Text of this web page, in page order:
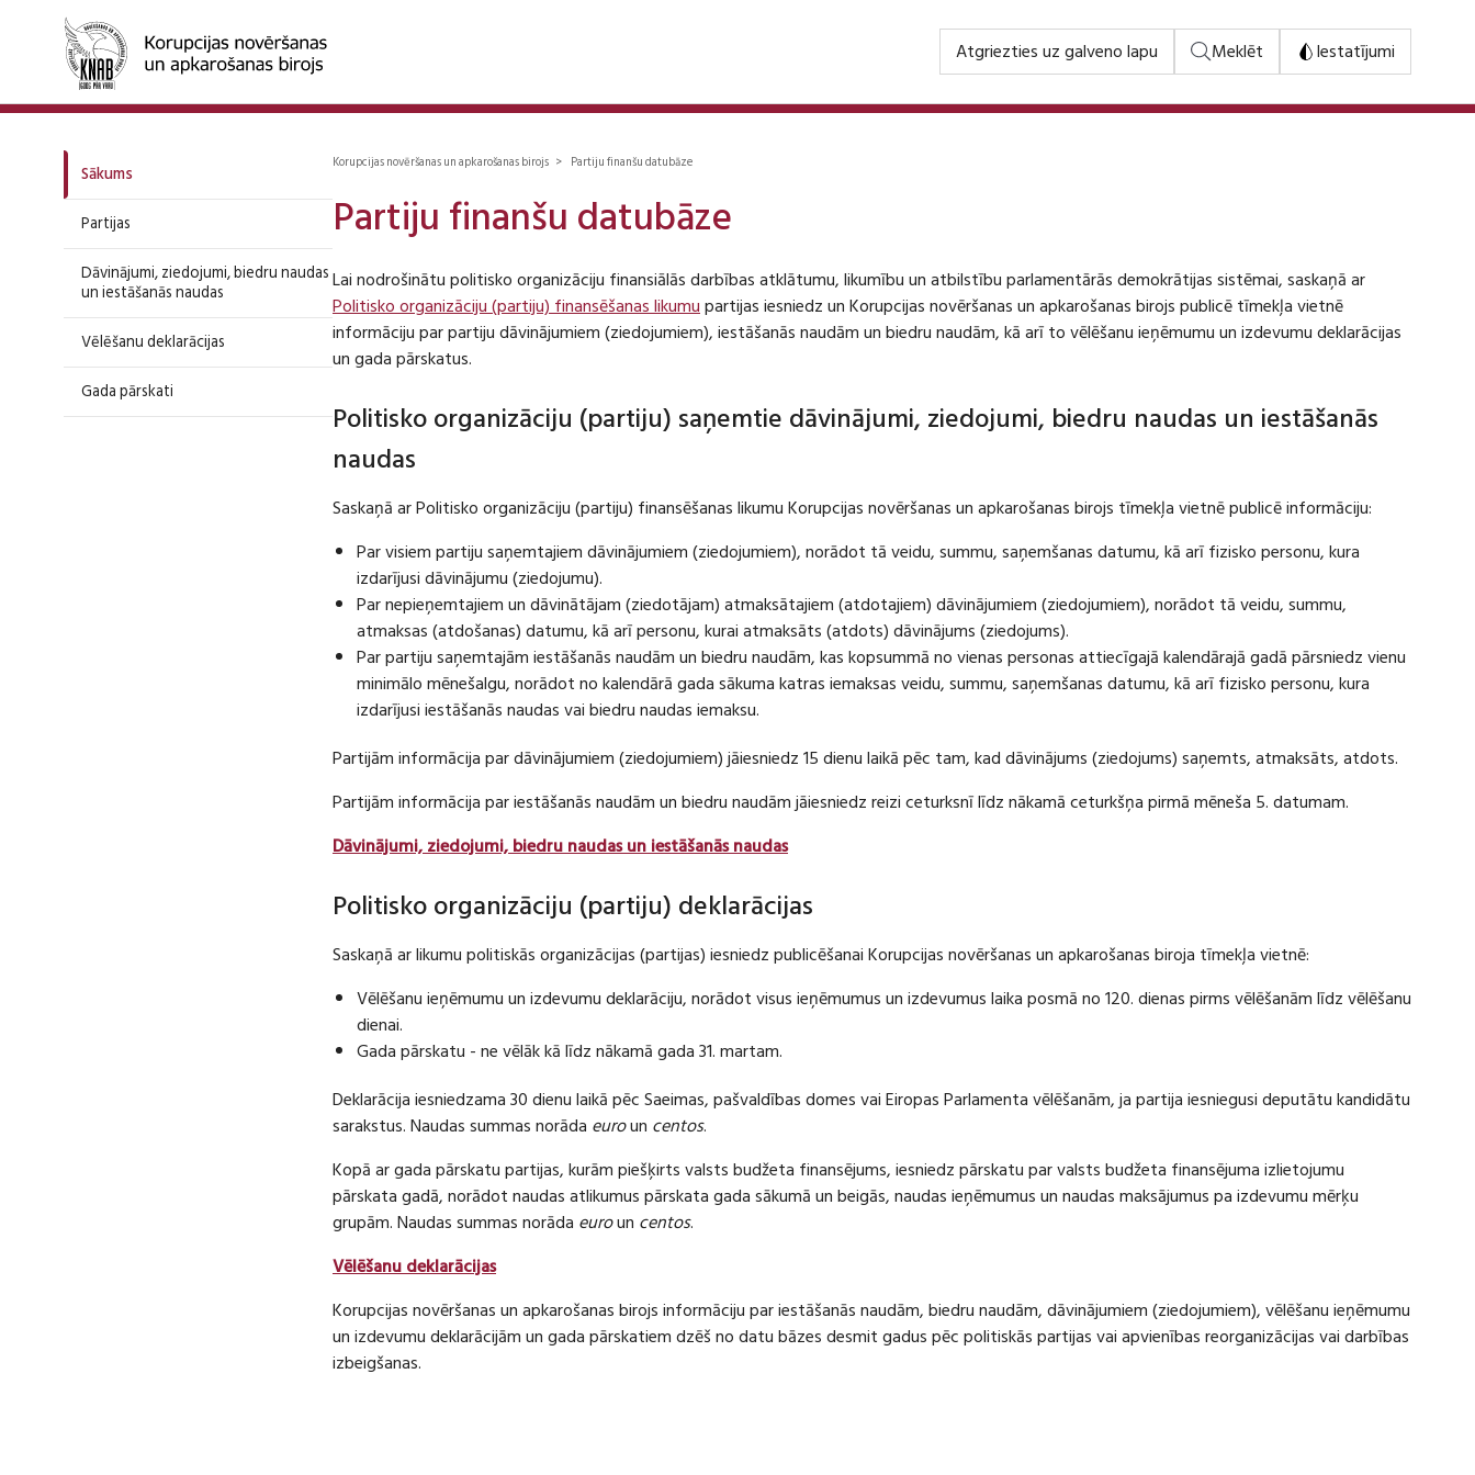
Atgriezties uz galveno lapu Meklēt Iestatījumi
Sākums
Partijas
Dāvinājumi, ziedojumi, biedru naudas
un iestāšanās naudas
Vēlēšanu deklarācijas
Gada pārskati
Korupcijas novēršanas un apkarošanas birojs > Partiju finanšu datubāze
Partiju finanšu datubāze
Lai nodrošinātu politisko organizāciju finansiālās darbības atklātumu, likumību un atbilstību parlamentārās demokrātijas sistēmai, saskaņā ar
Politisko organizāciju (partiju) finansēšanas likumupartijas iesniedz un Korupcijas novēršanas un apkarošanas birojs publicē tīmekļa vietnē
informāciju par partiju dāvinājumiem (ziedojumiem), iestāšanās naudām un biedru naudām, kā arī to vēlēšanu ieņēmumu un izdevumu deklarācijas
un gada pārskatus.
Politisko organizāciju (partiju) saņemtie dāvinājumi, ziedojumi, biedru naudas un iestāšanās
naudas
Saskaņā ar Politisko organizāciju (partiju) finansēšanas likumu Korupcijas novēršanas un apkarošanas birojs tīmekļa vietnē publicē informāciju:
Par visiem partiju saņemtajiem dāvinājumiem (ziedojumiem), norādot tā veidu, summu, saņemšanas datumu, kā arī fizisko personu, kura
izdarījusi dāvinājumu (ziedojumu).
Par nepieņemtajiem un dāvinātājam (ziedotājam) atmaksātajiem (atdotajiem) dāvinājumiem (ziedojumiem), norādot tā veidu, summu,
atmaksas (atdošanas) datumu, kā arī personu, kurai atmaksāts (atdots) dāvinājums (ziedojums).
Par partiju saņemtajām iestāšanās naudām un biedru naudām, kas kopsummā no vienas personas attiecīgajā kalendārajā gadā pārsniedz vienu
minimālo mēnešalgu, norādot no kalendārā gada sākuma katras iemaksas veidu, summu, saņemšanas datumu, kā arī fizisko personu, kura
izdarījusi iestāšanās naudas vai biedru naudas iemaksu.
Partijām informācija par dāvinājumiem (ziedojumiem) jāiesniedz 15 dienu laikā pēc tam, kad dāvinājums (ziedojums) saņemts, atmaksāts, atdots.
Partijām informācija par iestāšanās naudām un biedru naudām jāiesniedz reizi ceturksnī līdz nākamā ceturkšņa pirmā mēneša 5. datumam.
Dāvinājumi, ziedojumi, biedru naudas un iestāšanās naudas
Politisko organizāciju (partiju) deklarācijas
Saskaņā ar likumu politiskās organizācijas (partijas) iesniedz publicēšanai Korupcijas novēršanas un apkarošanas biroja tīmekļa vietnē:
Vēlēšanu ieņēmumu un izdevumu deklarāciju, norādot visus ieņēmumus un izdevumus laika posmā no 120. dienas pirms vēlēšanām līdz vēlēšanu
dienai.
Gada pārskatu - ne vēlāk kā līdz nākamā gada 31. martam.
Deklarācija iesniedzama 30 dienu laikā pēc Saeimas, pašvaldības domes vai Eiropas Parlamenta vēlēšanām, ja partija iesniegusi deputātu kandidātu
sarakstus. Naudas summas norāda euroun centos.
Kopā ar gada pārskatu partijas, kurām piešķirts valsts budžeta finansējums, iesniedz pārskatu par valsts budžeta finansējuma izlietojumu
pārskata gadā, norādot naudas atlikumus pārskata gada sākumā un beigās, naudas ieņēmumus un naudas maksājumus pa izdevumu mērķu
grupām. Naudas summas norāda euroun centos.
Vēlēšanu deklarācijas
Korupcijas novēršanas un apkarošanas birojs informāciju par iestāšanās naudām, biedru naudām, dāvinājumiem (ziedojumiem), vēlēšanu ieņēmumu
un izdevumu deklarācijām un gada pārskatiem dzēš no datu bāzes desmit gadus pēc politiskās partijas vai apvienības reorganizācijas vai darbības
izbeigšanas.